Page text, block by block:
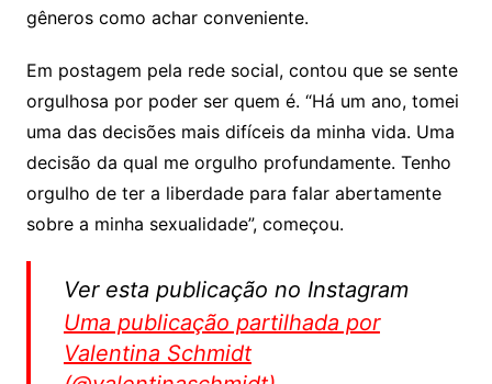
gêneros como achar conveniente.
Em postagem pela rede social, contou que se sente
orgulhosa por poder ser quem é. “Há um ano, tomei
uma das decisões mais difíceis da minha vida. Uma
decisão da qual me orgulho profundamente. Tenho
orgulho de ter a liberdade para falar abertamente
sobre a minha sexualidade”, começou.
Ver esta publicação no Instagram
Uma publicação partilhada por
Valentina Schmidt